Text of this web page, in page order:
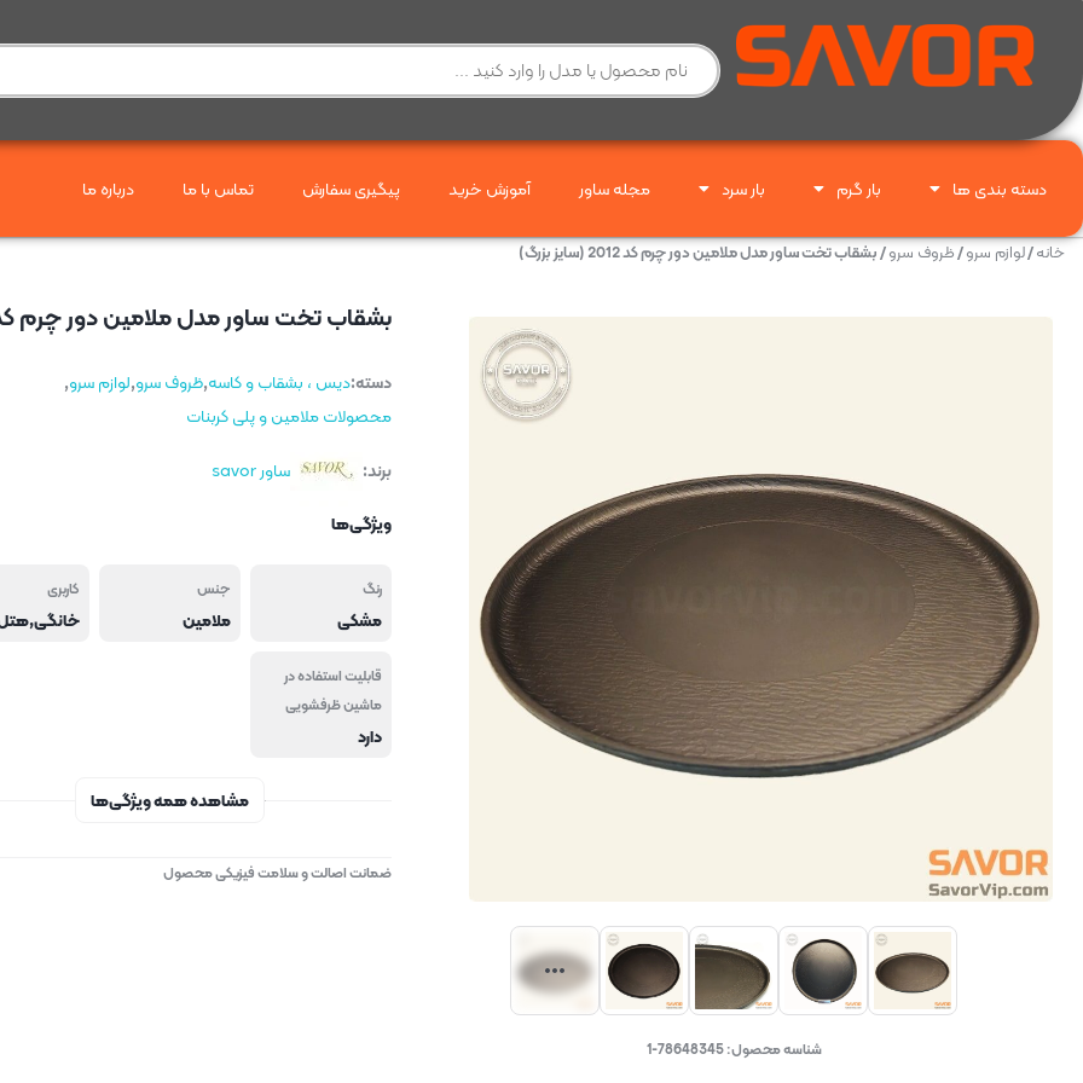
دسته بندی ها بار گرم بار سرد مجله ساور آموزش خرید پیگیری سفارش تماس با ما درباره ما
خانه/لوازم سرو/ظروف سرو/ بشقاب تخت ساور مدل ملامین دور چرم کد 2012 (سایز بزرگ)
شناسه محصول:78648345-1
بشقاب تخت ساور مدل ملامین دور چرم کد 2012 (سایز
دسته:دیس ، بشقاب و کاسه,ظروف سرو,لوازم سرو,
محصولات ملامین و پلی کربنات
برند:
ساور savor
ویژگی‌ها
رنگ
مشکی
جنس
ملامین
کاربری
قابلیت استفاده در
ماشین ظرفشویی
دارد
مشاهده همه ویژگی‌ها
ضمانت اصالت و سلامت فیزیکی محصول